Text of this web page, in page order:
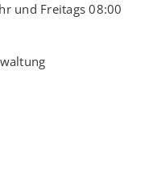
und Freitags 08:00